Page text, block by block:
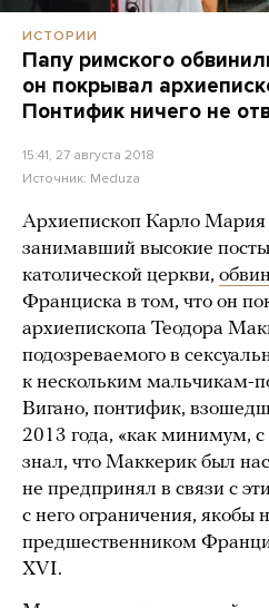
ИСТОРИИ
Папу римского
он покрывал
Понтифик ничего не
15:41, 27 августа 2018
Источник: Meduza
Архиепископ Карло Мария
занимавший высокие
католической церкви,
Франциска в том, что он
архиепископа Теодора
подозреваемого в
к нескольким мальчикам-
Вигано, понтифик,
2013 года, «как минимум,
знал, что Маккерик был
не предпринял в связи с
с него ограничения, якобы
предшественником
XVI.